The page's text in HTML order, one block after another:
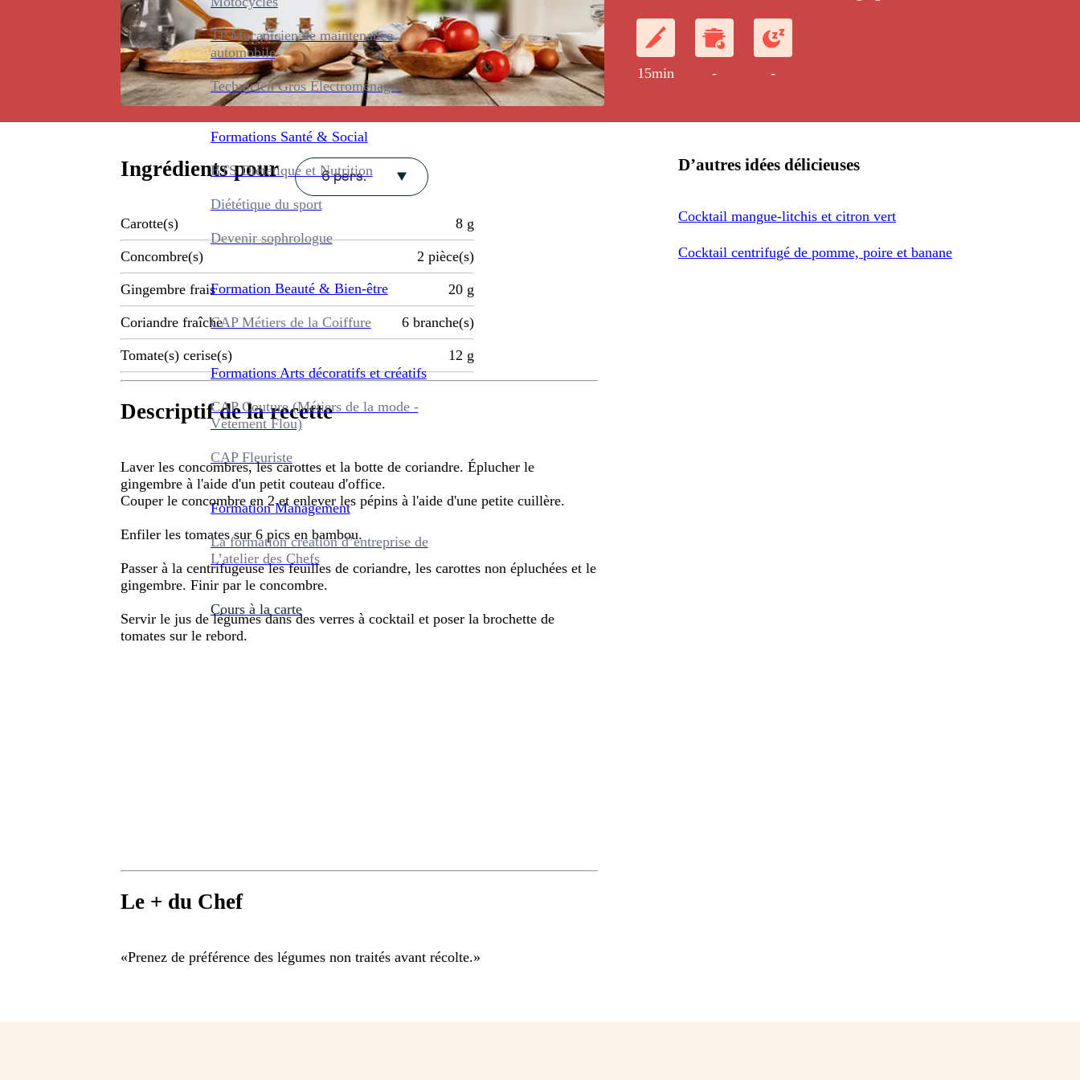
TP Mécanicien de maintenance
automobile
Technicien Gros Électroménager
Formations Santé & Social
BTS Diététique et Nutrition
Diététique du sport
Devenir sophrologue
Formation Beauté & Bien-être
CAP Métiers de la Coiffure
Formations Arts décoratifs et créatifs
CAP Couture (Métiers de la mode -
Vêtement Flou)
CAP Fleuriste
Formation Management
La formation création d’entreprise de
L’atelier des Chefs
Cours à la carte
15min - -
Ingrédients pour 6 pers.
Carotte(s) 8 g
Concombre(s) 2 pièce(s)
Gingembre frais 20 g
Coriandre fraîche 6 branche(s)
Tomate(s) cerise(s) 12 g
Descriptif de la recette
Laver les concombres, les carottes et la botte de coriandre. Éplucher le
gingembre à l'aide d'un petit couteau d'office.
Couper le concombre en 2 et enlever les pépins à l'aide d'une petite cuillère.
Enfiler les tomates sur 6 pics en bambou.
Passer à la centrifugeuse les feuilles de coriandre, les carottes non épluchées et le
gingembre. Finir par le concombre.
Servir le jus de légumes dans des verres à cocktail et poser la brochette de
tomates sur le rebord.
Le + du Chef
«Prenez de préférence des légumes non traités avant récolte.»
D’autres idées délicieuses
Cocktail mangue-litchis et citron vert
Cocktail centrifugé de pomme, poire et banane